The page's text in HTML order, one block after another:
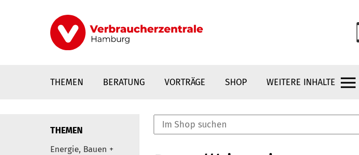
THEMEN BERATUNG VORTRÄGE SHOP WEITERE INHALTE
THEMEN
Energie, Bauen +